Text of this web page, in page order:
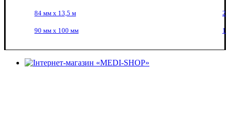
84 мм x 13,5 м 2
90 мм х 100 мм 1